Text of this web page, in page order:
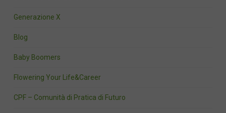
Generazione X
Blog
Baby Boomers
Flowering Your Life&Career
CPF – Comunità di Pratica di Futuro